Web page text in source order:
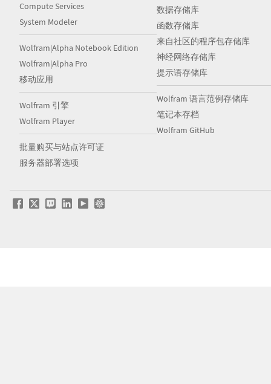
Compute Services
System Modeler
Wolfram|Alpha Notebook Edition
Wolfram|Alpha Pro
移动应用
Wolfram 引擎
Wolfram Player
批量购买与站点许可证
服务器部署选项
数据存储库
函数存储库
来自社区的程序包存储库
神经网络存储库
提示语存储库
Wolfram 语言范例存储库
笔记本存档
Wolfram GitHub